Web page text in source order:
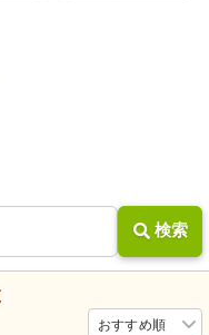
検索
おすすめ順